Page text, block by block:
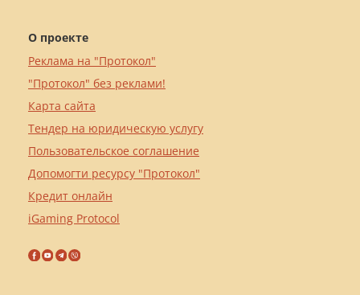
О проекте
Реклама на "Протокол"
"Протокол" без реклами!
Карта сайта
Тендер на юридическую услугу
Пользовательское соглашение
Допомогти ресурсу "Протокол"
Кредит онлайн
iGaming Protocol